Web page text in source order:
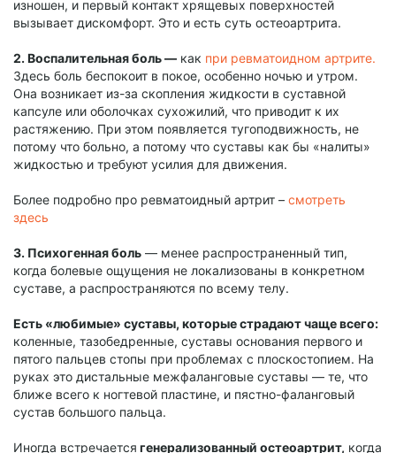
изношен, и первый контакт хрящевых поверхностей
вызывает дискомфорт. Это и есть суть остеоартрита.
2. Воспалительная боль — как при ревматоидном артрите.
Здесь боль беспокоит в покое, особенно ночью и утром.
Она возникает из-за скопления жидкости в суставной
капсуле или оболочках сухожилий, что приводит к их
растяжению. При этом появляется тугоподвижность, не
потому что больно, а потому что суставы как бы «налиты»
жидкостью и требуют усилия для движения.
Более подробно про ревматоидный артрит – смотреть
здесь
3. Психогенная боль — менее распространенный тип,
когда болевые ощущения не локализованы в конкретном
суставе, а распространяются по всему телу.
Есть «любимые» суставы, которые страдают чаще всего:
коленные, тазобедренные, суставы основания первого и
пятого пальцев стопы при проблемах с плоскостопием. На
руках это дистальные межфаланговые суставы — те, что
ближе всего к ногтевой пластине, и пястно-фаланговый
сустав большого пальца.
Иногда встречается генерализованный остеоартрит, когда